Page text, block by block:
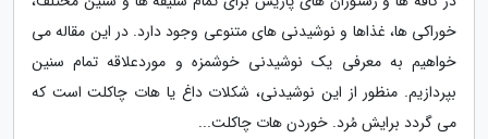
خوراکی ها، غذاها و نوشیدنی های متنوعی وجود دارد. در این مقاله می
خواهیم به معرفی یک نوشیدنی خوشمزه و موردعلاقه تمام سنین
بپردازیم. منظور از این نوشیدنی، شکلات داغ یا هات چاکلت است که
می گردد برایش مُرد. خوردن هات چاکلت...